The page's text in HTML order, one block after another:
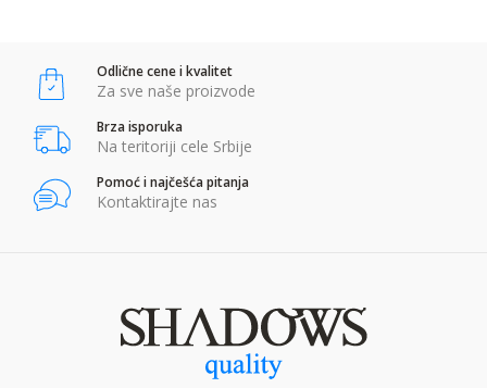
Odlične cene i kvalitet
Za sve naše proizvode
Brza isporuka
Na teritoriji cele Srbije
Pomoć i najčešća pitanja
Kontaktirajte nas